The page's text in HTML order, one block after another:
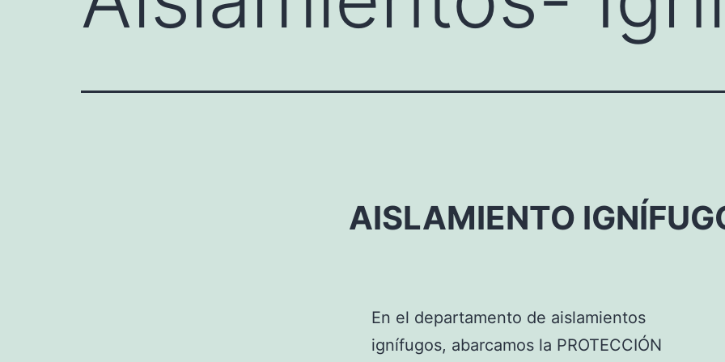
AISLAMIENTO
En el departamento de aislamientos
ignífugos, abarcamos la PROTECCIÓN